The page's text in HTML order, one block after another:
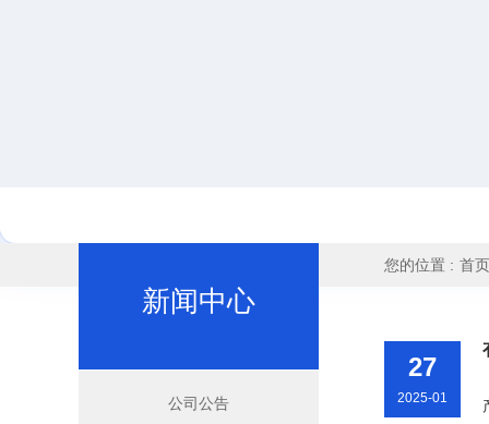
您的位置 : 首页
新闻中心
公司公告
27
2025-01